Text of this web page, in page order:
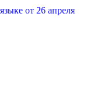
от 26 апреля